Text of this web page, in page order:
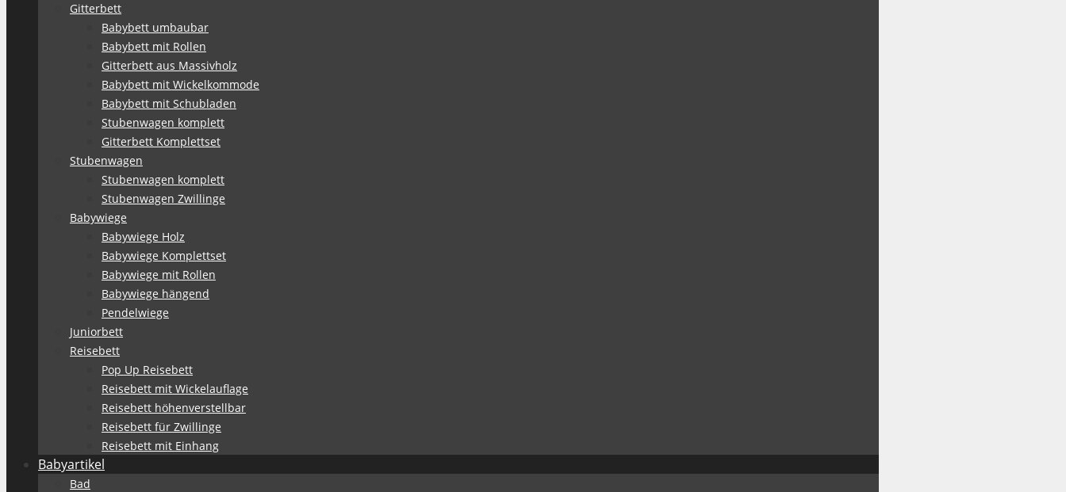
Gitterbett
Babybett umbaubar
Babybett mit Rollen
Gitterbett aus Massivholz
Babybett mit Wickelkommode
Babybett mit Schubladen
Stubenwagen komplett
Gitterbett Komplettset
Stubenwagen
Stubenwagen komplett
Stubenwagen Zwillinge
Babywiege
Babywiege Holz
Babywiege Komplettset
Babywiege mit Rollen
Babywiege hängend
Pendelwiege
Juniorbett
Reisebett
Pop Up Reisebett
Reisebett mit Wickelauflage
Reisebett höhenverstellbar
Reisebett für Zwillinge
Reisebett mit Einhang
Babyartikel
Bad